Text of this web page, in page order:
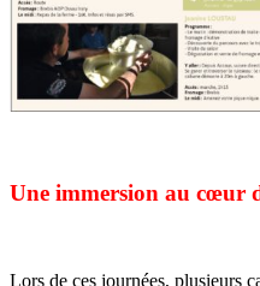
Une immersion au cœur
Lors de ces journées, plusieurs